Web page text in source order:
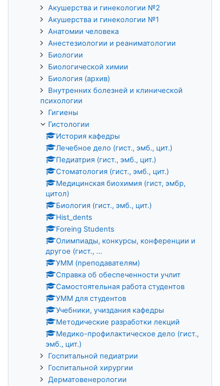
Акушерства и гинекологии №2
Акушерства и гинекологии №1
Анатомии человека
Анестезиологии и реаниматологии
Биологии
Биологической химии
Биология (архив)
Внутренних болезней и клинической
психологии
Гигиены
Гистологии
История кафедры
Лечебное дело (гист., эмб., цит.)
Педиатрия (гист., эмб., цит.)
Стоматология (гист., эмб., цит.)
Медицинская биохимия (гист, эмбр,
цитол)
Биология (гист., эмб., цит.)
Hist_dents
Foreing Students
Олимпиады, конкурсы, конференции и
другое (гист., ...
УММ (преподавателям)
Справка об обеспеченности учлит
Самостоятельная работа студентов
УММ для студентов
Учебники, учиздания кафедры
Методические разработки лекций
Медико-профилактическое дело (гист.,
эмб., цит.)
Госпитальной педиатрии
Госпитальной хирургии
Дерматовенерологии